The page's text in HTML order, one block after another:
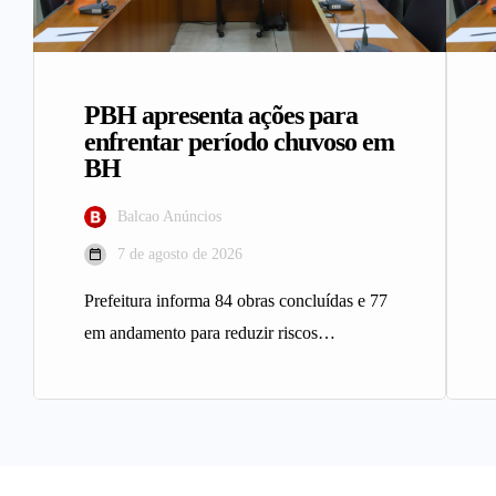
PBH apresenta ações para
enfrentar período chuvoso em
BH
Balcao Anúncios
7 de agosto de 2026
Prefeitura informa 84 obras concluídas e 77
em andamento para reduzir riscos
Horizonte…